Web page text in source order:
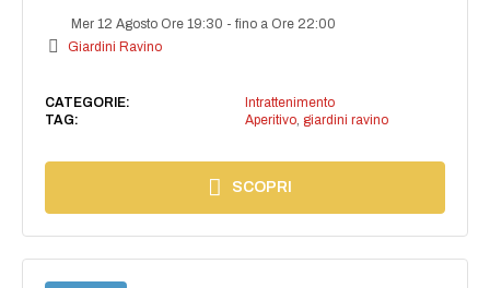
Mer 12 Agosto Ore 19:30 -fino a Ore 22:00
Giardini Ravino
CATEGORIE:
Intrattenimento
TAG:
Aperitivo, giardini ravino
SCOPRI